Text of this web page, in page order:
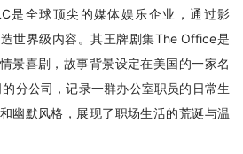
是全球顶尖的媒体娱乐企业，通过影
世界级内容。其王牌剧集The Office是
景喜剧，故事背景设定在美国的一家名
分公司，记录一群办公室职员的日常生
幽默风格，展现了职场生活的荒诞与温